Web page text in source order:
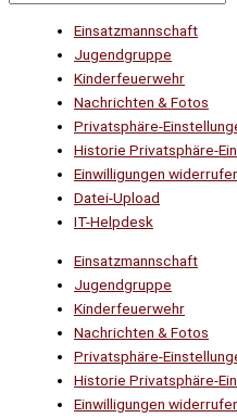
Einsatzmannschaft
Jugendgruppe
Kinderfeuerwehr
Nachrichten & Fotos
Privatsphäre-
Historie Privatsphäre-
Einwilligungen
Datei-Upload
IT-Helpdesk
Einsatzmannschaft
Jugendgruppe
Kinderfeuerwehr
Nachrichten & Fotos
Privatsphäre-
Historie Privatsphäre-
Einwilligungen